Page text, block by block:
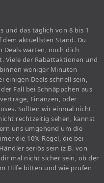
und das täglich von 8 bis 1
aktuellsten Stand. Du
Deals warten, noch dich
Viele der Rabattaktionen und
weniger Minuten
einigen Deals schnell sein,
Fall bei Schnäppchen aus
Finanzen, oder
Sollten wir einmal nicht
rechtzeitig sehen, kannst
uns umgehend um die
die 10% Regel, die bei
seriös sein (z.B. von
mal nicht sicher sein, ob der
Hilfe bitten und wie prüfen